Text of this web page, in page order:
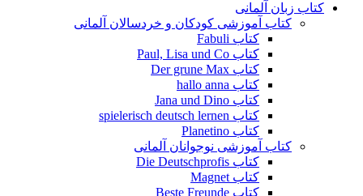
کتاب زبان آلمانی
کتاب آموزشی کودکان و خردسالان آلمانی
کتاب Fabuli
کتاب Paul, Lisa und Co
کتاب Der grune Max
کتاب hallo anna
کتاب Jana und Dino
کتاب spielerisch deutsch lernen
کتاب Planetino
کتاب آموزشی نوجوانان آلمانی
کتاب Die Deutschprofis
کتاب Magnet
کتاب Beste Freunde